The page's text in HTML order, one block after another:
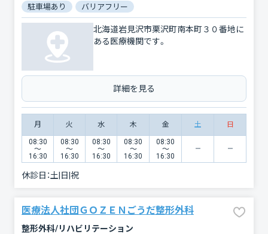
駐車場あり バリアフリー
北海道岩見沢市栗沢町南本町３０番地に
ある医療機関です。
詳細を見る
月 火 水 木 金 土 日
08:30
〜
16:30
08:30
〜
16:30
08:30
〜
16:30
08:30
〜
16:30
08:30
〜
16:30
休診日：土|日|祝
医療法人社団ＧＯＺＥＮごうだ整形外科
整形外科/リハビリテーション